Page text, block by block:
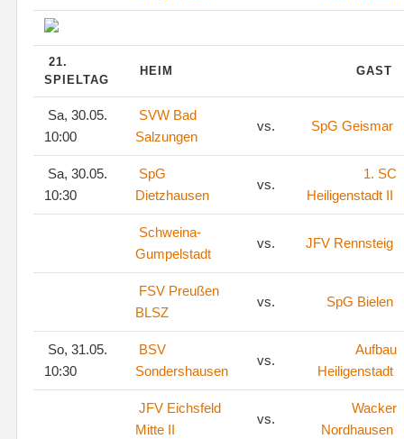
21.
SPIELTAG
HEIM GAST
Sa, 30.05.
10:00
SVW Bad
Salzungen
vs. SpG Geismar
Sa, 30.05.
10:30
SpG
Dietzhausen
vs.
1. SC
Heiligenstadt II
Schweina-
Gumpelstadt
vs. JFV Rennsteig
FSV Preußen
BLSZ
vs. SpG Bielen
So, 31.05.
10:30
BSV
Sondershausen
vs.
Aufbau
Heiligenstadt
JFV Eichsfeld
Mitte II
vs.
Wacker
Nordhausen